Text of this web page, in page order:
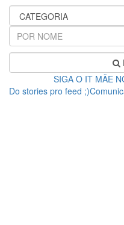
SIGA O IT MÃE
Do stories pro feed